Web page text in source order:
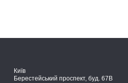
Київ
Берестейський проспект, буд. 67В